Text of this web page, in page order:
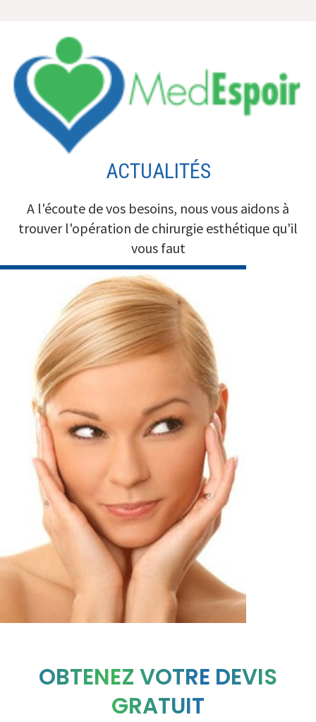
contenu
ACTUALITÉS
A l'écoute de vos besoins, nous vous aidons à
trouver l'opération de chirurgie esthétique qu'il
vous faut
OBTENEZ VOTRE DEVIS
GRATUIT